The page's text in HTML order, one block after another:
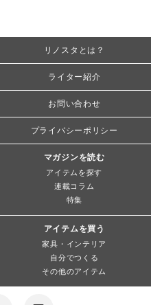
リノスタとは？
ライター紹介
お問い合わせ
プライバシーポリシー
マガジンを読む
アイテムを探す
連載コラム
特集
アイテムを買う
家具・インテリア
自分でつくる
その他のアイテム